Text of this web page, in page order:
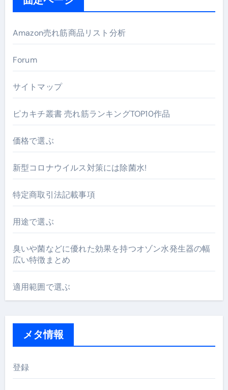
Amazon売れ筋商品リスト分析
Forum
サイトマップ
ピカキチ叢書 売れ筋ランキングTOP10作品
価格で選ぶ
新型コロナウイルス対策には除菌水!
特定商取引法記載事項
用途で選ぶ
臭いや菌などに優れた効果を持つオゾン水発生器の幅
広い特徴まとめ
適用範囲で選ぶ
メタ情報
登録